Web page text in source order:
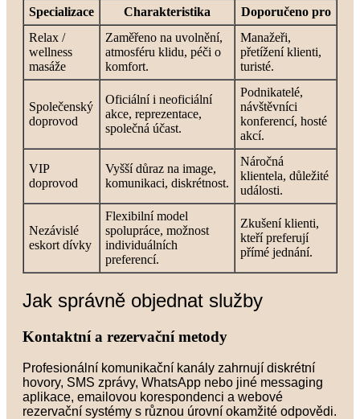
Specializace Charakteristika
Doporučeno pro
Relax /
wellness
masáže
Zaměřeno na uvolnění,
atmosféru klidu, péči o
komfort.
Manažeři,
přetížení klienti,
turisté.
Společenský
doprovod
Oficiální i neoficiální
akce, reprezentace,
společná účast.
Podnikatelé,
návštěvníci
konferencí, hosté
akcí.
VIP
doprovod
Vyšší důraz na image,
komunikaci, diskrétnost.
Náročná
klientela, důležité
události.
Nezávislé
eskort dívky
Flexibilní model
spolupráce, možnost
individuálních
preferencí.
Zkušení klienti,
kteří preferují
přímé jednání.
Jak správně objednat služby
Kontaktní a rezervační metody
Profesionální komunikační kanály zahrnují diskrétní
hovory, SMS zprávy, WhatsApp nebo jiné messaging
aplikace, emailovou korespondenci a webové
rezervační systémy s různou úrovní okamžité odpovědi.